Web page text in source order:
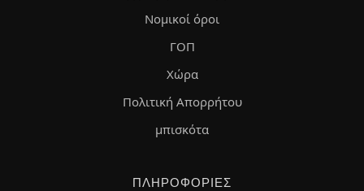
Νομικοί όροι
ΓΟΠ
Χώρα
Πολιτική Απορρήτου
μπισκότα
ΠΛΗΡΟΦΟΡΊΕΣ